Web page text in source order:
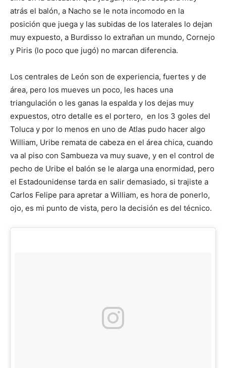
atrás el balón, a Nacho se le nota incomodo en la
posición que juega y las subidas de los laterales lo dejan
muy expuesto, a Burdisso lo extrañan un mundo, Cornejo
y Piris (lo poco que jugó) no marcan diferencia.
Los centrales de León son de experiencia, fuertes y de
área, pero los mueves un poco, les haces una
triangulación o les ganas la espalda y los dejas muy
expuestos, otro detalle es el portero, en los 3 goles del
Toluca y por lo menos en uno de Atlas pudo hacer algo
William, Uribe remata de cabeza en el área chica, cuando
va al piso con Sambueza va muy suave, y en el control de
pecho de Uribe el balón se le alarga una enormidad, pero
el Estadounidense tarda en salir demasiado, si trajiste a
Carlos Felipe para apretar a William, es hora de ponerlo,
ojo, es mi punto de vista, pero la decisión es del técnico.